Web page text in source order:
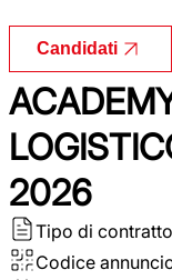
Candidati
2026
Tipo di contratto
Codice